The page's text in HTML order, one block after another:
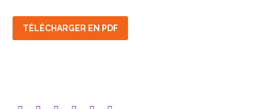
TÉLÉCHARGER EN PDF